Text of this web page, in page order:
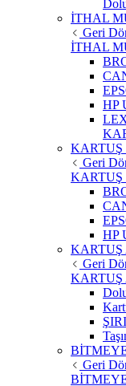
İTHAL
Geri
İTHAL
HP
KARTUŞ
Geri
KARTUŞ
HP
KARTUŞ
Geri
KARTUŞ
Geri